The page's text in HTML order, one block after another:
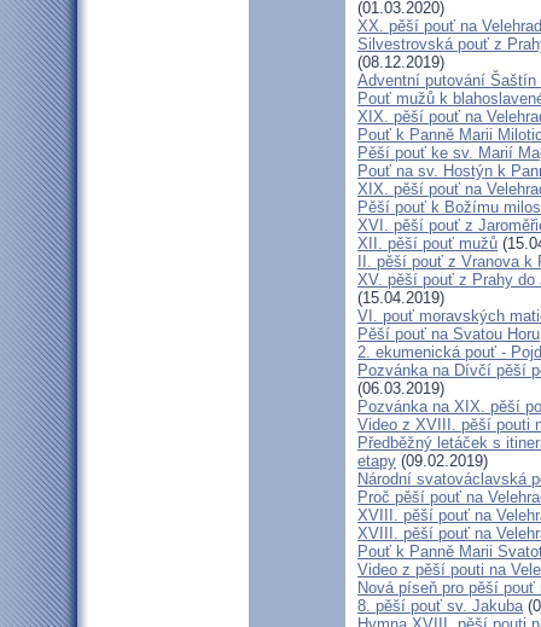
(01.03.2020)
XX. pěší pouť na
Silvestrovská pouť z
(08.12.2019)
Adventní putování Šaštín
Pouť mužů k
XIX. pěší pouť na
Pouť k Panně Marii
Pěší pouť ke sv. Marií
Pouť na sv. Hostýn k
XIX. pěší pouť na
Pěší pouť k Božímu
XVI. pěší pouť z
XII. pěší pouť mužů
II. pěší pouť z Vranova k
XV. pěší pouť z Prahy
(15.04.2019)
VI. pouť moravských
Pěší pouť na Svatou Horu
2. ekumenická pouť -
Pozvánka na Dívčí pěší
(06.03.2019)
Pozvánka na XIX. pěší
Video z XVIII. pěší pouti
Předběžný letáček s
etapy (09.02.2019)
Národní svatováclavská
Proč pěší pouť na
XVIII. pěší pouť na
XVIII. pěší pouť na
Pouť k Panně Marii
Video z pěší pouti na
Nová píseň pro pěší
8. pěší pouť sv. Jakuba